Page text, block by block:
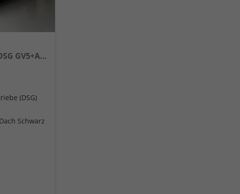
NEU Life 150PS eTSI DSG GV5+AHK+Kamera+Sitzheiz+Lenkradheiz+getönt.Scheiben
(DSG)
Schwarz